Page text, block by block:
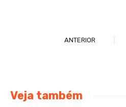
ANTERIOR
Veja também